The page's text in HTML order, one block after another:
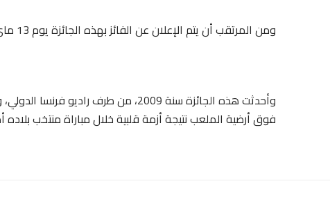
ومن المرتقب أن يتم الإعلان عن الفائز بهذه الجائزة يوم 13 ماي.
وأحدثت هذه الجائزة سنة 2009، من
فوق أرضية الملعب نتيجة أزمة قلبية خلال مباراة منتخب بلاده